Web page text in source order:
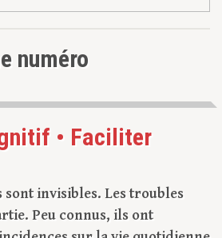
numéro
• Faciliter
sont invisibles. Les troubles
Peu connus, ils ont